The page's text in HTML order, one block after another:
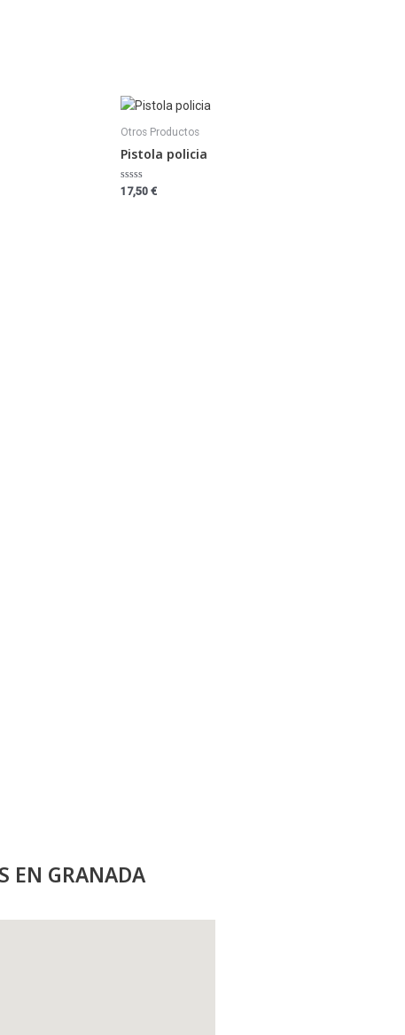
Otros Productos
Pistola policia
Valorado
con
17,50 €
EN GRANADA